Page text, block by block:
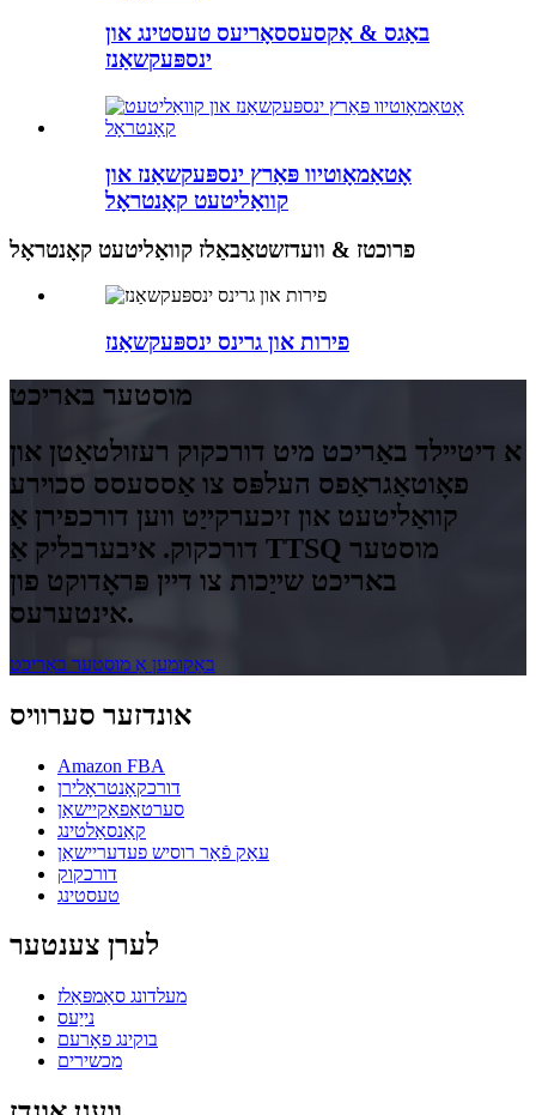
באַגס & אַקסעססאָריעס טעסטינג און
ינספּעקשאַנז
אָטאַמאָוטיוו פּאַרץ ינספּעקשאַנז און
קוואַליטעט קאָנטראָל
פרוכטז & וועדזשטאַבאַלז קוואַליטעט קאָנטראָל
פירות און גרינס ינספּעקשאַנז
מוסטער באריכט
א דיטיילד באַריכט מיט דורכקוק רעזולטאַטן און
פאָוטאַגראַפס העלפּס צו אַססעסס סכוירע
קוואַליטעט און זיכערקייַט ווען דורכפירן אַ
דורכקוק. איבערבליק אַ TTSQ מוסטער
באריכט שייַכות צו דיין פּראָדוקט פון
אינטערעס.
באַקומען אַ מוסטער באַריכט
אונדזער סערוויס
Amazon FBA
דורכקאָנטראָלירן
סערטאַפאַקיישאַן
קאַנסאַלטינג
עאַק פֿאַר רוסיש פעדעריישאַן
דורכקוק
טעסטינג
לערן צענטער
מעלדונג סאַמפּאַלז
נייַעס
בוקינג פאָרעם
מכשירים